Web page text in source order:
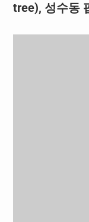
tree), 성수동